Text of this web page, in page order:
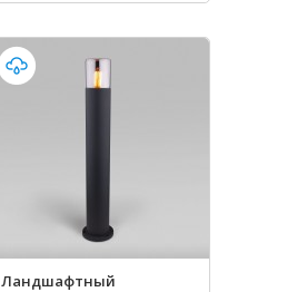
Ландшафтный